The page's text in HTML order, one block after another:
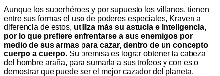
Aunque los superhéroes y por supuesto los villanos, tienen
entre sus formas el uso de poderes especiales, Kraven a
diferencia de estos, utiliza más su astucia e inteligencia,
por lo que prefiere enfrentarse a sus enemigos por
medio de sus armas para cazar, dentro de un concepto
cuerpo a cuerpo. Su premisa es lograr obtener la cabeza
del hombre araña, para sumarla a sus trofeos y con esto
demostrar que puede ser el mejor cazador del planeta.